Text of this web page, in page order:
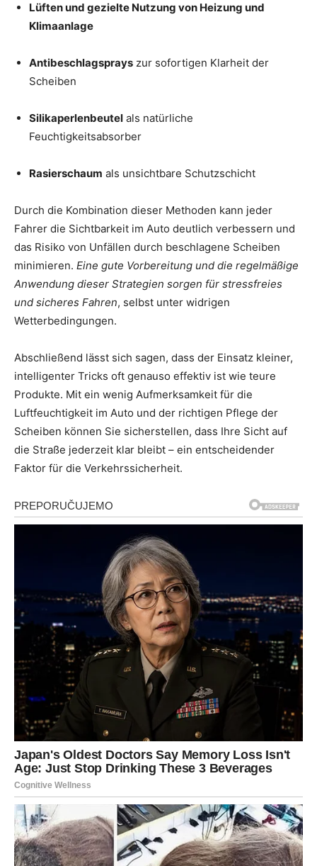
Lüften und gezielte Nutzung von Heizung und
Klimaanlage
Antibeschlagsprays zur sofortigen Klarheit der
Scheiben
Silikaperlenbeutel als natürliche
Feuchtigkeitsabsorber
Rasierschaum als unsichtbare Schutzschicht
Durch die Kombination dieser Methoden kann jeder
Fahrer die Sichtbarkeit im Auto deutlich verbessern und
das Risiko von Unfällen durch beschlagene Scheiben
minimieren. Eine gute Vorbereitung und die regelmäßige
Anwendung dieser Strategien sorgen für stressfreies
und sicheres Fahren, selbst unter widrigen
Wetterbedingungen.
Abschließend lässt sich sagen, dass der Einsatz kleiner,
intelligenter Tricks oft genauso effektiv ist wie teure
Produkte. Mit ein wenig Aufmerksamkeit für die
Luftfeuchtigkeit im Auto und der richtigen Pflege der
Scheiben können Sie sicherstellen, dass Ihre Sicht auf
die Straße jederzeit klar bleibt – ein entscheidender
Faktor für die Verkehrssicherheit.